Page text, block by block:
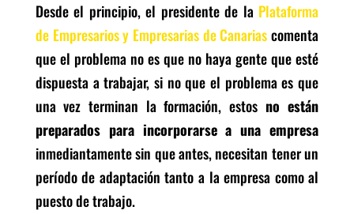
Desde el principio, el presidente de la Plataforma
de Empresarios y Empresarias de Canariascomenta
que el problema no es que no haya gente que esté
dispuesta a trabajar, si no que el problema es que
una vez terminan la formación, estos no están
preparados para incorporarse a una empresa
inmediantamente sin que antes, necesitan tener un
período de adaptación tanto a la empresa como al
puesto de trabajo.